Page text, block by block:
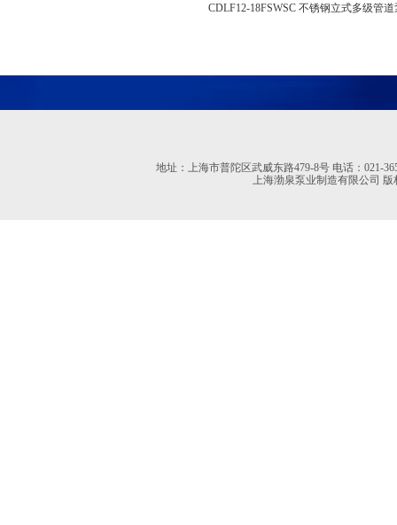
CDLF12-18FSWSC 不锈钢立式多级管道
地址：上海市普陀区武威东路479-8号 电话：021-
上海渤泉泵业制造有限公司